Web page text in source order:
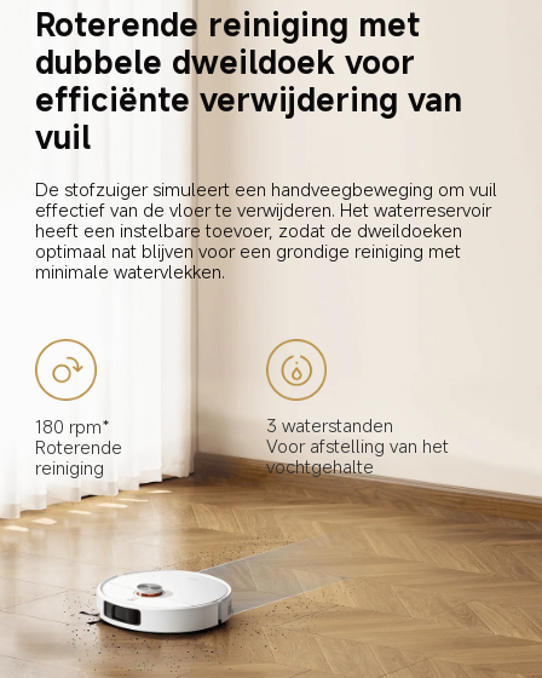
Roterende reiniging met
dubbele dweildoek voor
efficiënte verwijdering van
vuil
De stofzuiger simuleert een handveegbeweging om vuil
effectief van de vloer te verwijderen. Het waterreservoir
heeft een instelbare toevoer, zodat de dweildoeken
optimaal nat blijven voor een grondige reiniging met
minimale watervlekken.
180 rpm*
Roterende
reiniging
3 waterstanden
Voor afstelling van het
vochtgehalte